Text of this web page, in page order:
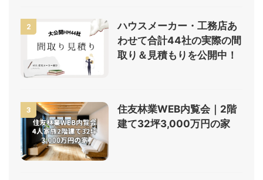
2
ハウスメーカー・工務店あ
わせて合計44社の実際の間
取り＆見積もりを公開中！
3
住友林業WEB内覧会｜2階
建て32坪3,000万円の家